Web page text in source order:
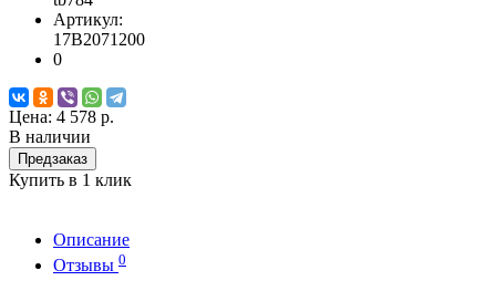
Артикул:
17B2071200
0
Цена: 4 578 р.
В наличии
Предзаказ
Купить в 1 клик
Описание
Отзывы 0